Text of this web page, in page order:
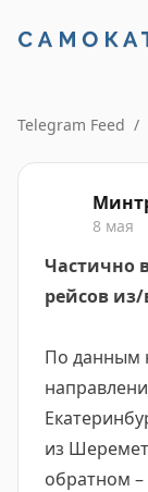
Telegram Feed /
8 мая
Частично
рейсов
По данным
из
обратном –